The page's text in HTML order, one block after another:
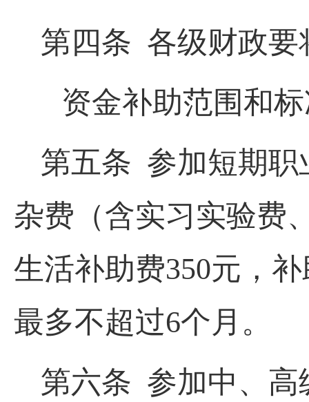
第四条 各级财政要
资金补助范围和
第五条 参加短期职
杂费（含实习实验费
生活补助费350元，
最多不超过6个月。
第六条 参加中、高